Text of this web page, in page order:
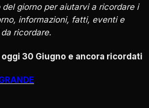
del giorno per aiutarvi a ricordare i
informazioni, fatti, eventi e
ricordare.
30 Giugno e ancora ricordati